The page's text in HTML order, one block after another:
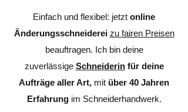
Einfach und flexibel: jetzt online
Änderungsschneiderei zu fairen Preisen
beauftragen. Ich bin deine
zuverlässige Schneiderinfür deine
Aufträge aller Art, mit über 40 Jahren
Erfahrungim Schneiderhandwerk.